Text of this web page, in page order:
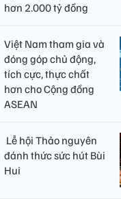
hơn 2.000 tỷ đồng
Việt Nam tham gia và
đóng góp chủ động,
tích cực, thực chất
hơn cho Cộng đồng
ASEAN
​ Lễ hội Thảo nguyên
đánh thức sức hút Bùi
Hui